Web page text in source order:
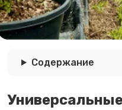
Содержание